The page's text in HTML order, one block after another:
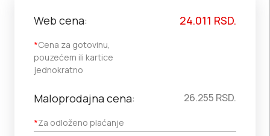
Web cena:
*Cena za gotovinu,
pouzećem ili kartice
jednokratno
24.011 RSD.
Maloprodajna cena:
*Za odloženo plaćanje
26.255 RSD.